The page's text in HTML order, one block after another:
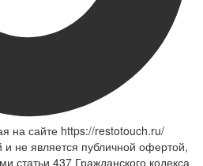
на сайте https://restotouch.ru/
и не является публичной офертой,
статьи 437 Гражданского кодекса